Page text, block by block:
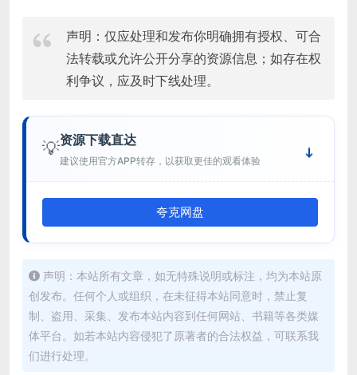
声明：仅应处理和发布你明确拥有授权、可合
法转载或允许公开分享的资源信息；如存在权
利争议，应及时下线处理。
💡资源下载直达
建议使用官方APP转存，以获取更佳的观看体验
夸克网盘
声明：本站所有文章，如无特殊说明或标注，均为本站原
创发布。任何个人或组织，在未征得本站同意时，禁止复
制、盗用、采集、发布本站内容到任何网站、书籍等各类媒
体平台。如若本站内容侵犯了原著者的合法权益，可联系我
们进行处理。